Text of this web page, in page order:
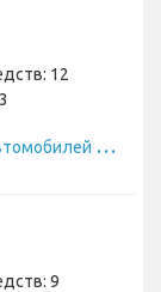
12
П
росмотреть прокат автомобилей Toyota
9